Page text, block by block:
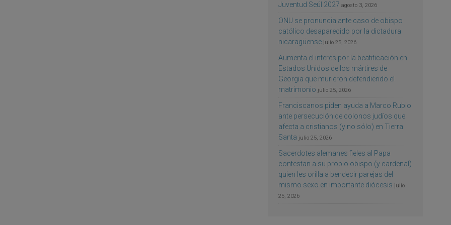
Juventud Seúl 2027 agosto 3, 2026
ONU se pronuncia ante caso de obispo
católico desaparecido por la dictadura
nicaragüense julio 25, 2026
Aumenta el interés por la beatificación en
Estados Unidos de los mártires de
Georgia que murieron defendiendo el
matrimonio julio 25, 2026
Franciscanos piden ayuda a Marco Rubio
ante persecución de colonos judíos que
afecta a cristianos (y no sólo) en Tierra
Santa julio 25, 2026
Sacerdotes alemanes fieles al Papa
contestan a su propio obispo (y cardenal)
quien les orilla a bendecir parejas del
mismo sexo en importante diócesis julio
25, 2026